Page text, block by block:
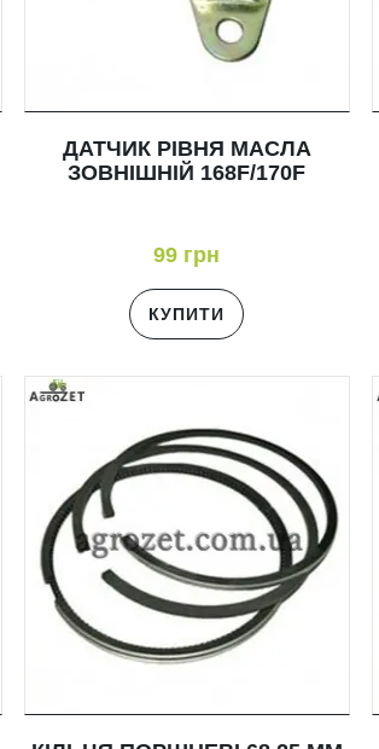
ДАТЧИК РІВНЯ МАСЛА
ЗОВНІШНІЙ 168F/170F
99 грн
КУПИТИ